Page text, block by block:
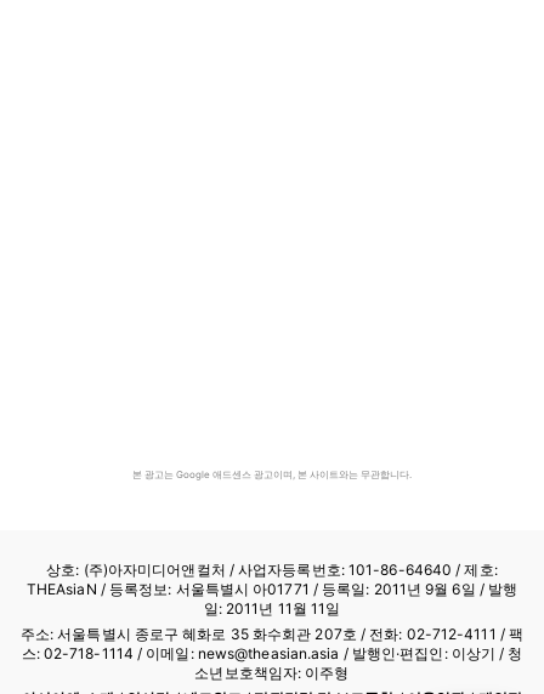
본 광고는 Google 애드센스 광고이며, 본 사이트와는 무관합니다.
상호: (주)아자미디어앤컬처 /사업자등록번호: 101-86-64640 / 제호:
THEAsiaN / 등록정보: 서울특별시 아01771 / 등록일: 2011년 9월 6일 / 발행
일: 2011년 11월 11일
주소: 서울특별시 종로구 혜화로 35 화수회관 207호 / 전화: 02-712-4111 / 팩
스: 02-718-1114 / 이메일: news@theasian.asia / 발행인·편집인: 이상기 / 청
소년보호책임자: 이주형